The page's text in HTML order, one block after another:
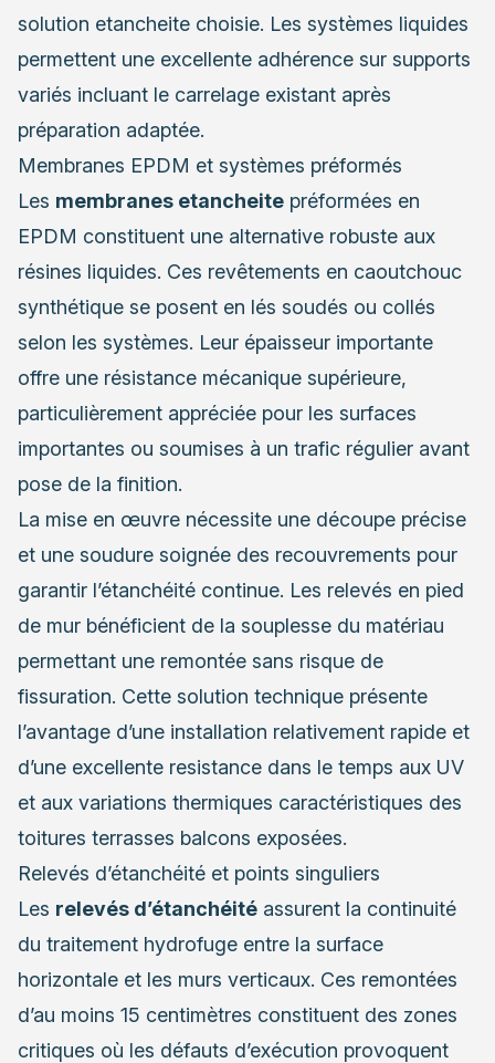
solution etancheite choisie. Les systèmes liquides
permettent une excellente adhérence sur supports
variés incluant le carrelage existant après
préparation adaptée.
Membranes EPDM et systèmes préformés
Les membranes etancheite préformées en
EPDM constituent une alternative robuste aux
résines liquides. Ces revêtements en caoutchouc
synthétique se posent en lés soudés ou collés
selon les systèmes. Leur épaisseur importante
offre une résistance mécanique supérieure,
particulièrement appréciée pour les surfaces
importantes ou soumises à un trafic régulier avant
pose de la finition.
La mise en œuvre nécessite une découpe précise
et une soudure soignée des recouvrements pour
garantir l’étanchéité continue. Les relevés en pied
de mur bénéficient de la souplesse du matériau
permettant une remontée sans risque de
fissuration. Cette solution technique présente
l’avantage d’une installation relativement rapide et
d’une excellente resistance dans le temps aux UV
et aux variations thermiques caractéristiques des
toitures terrasses balcons exposées.
Relevés d’étanchéité et points singuliers
Les relevés d’étanchéité assurent la continuité
du traitement hydrofuge entre la surface
horizontale et les murs verticaux. Ces remontées
d’au moins 15 centimètres constituent des zones
critiques où les défauts d’exécution provoquent